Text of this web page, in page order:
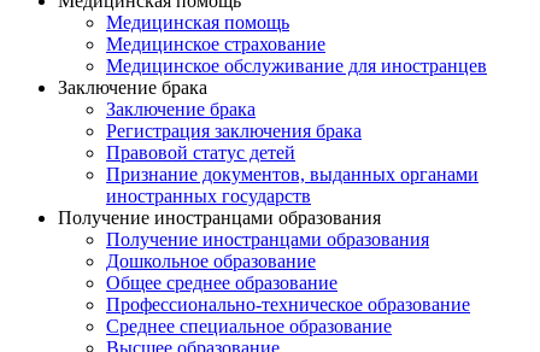
Медицинская помощь
Медицинское страхование
Медицинское обслуживание для иностранцев
Заключение брака
Заключение брака
Регистрация заключения брака
Правовой статус детей
Признание документов, выданных органами
иностранных государств
Получение иностранцами образования
Получение иностранцами образования
Дошкольное образование
Общее среднее образование
Профессионально-техническое образование
Среднее специальное образование
Высшее образование